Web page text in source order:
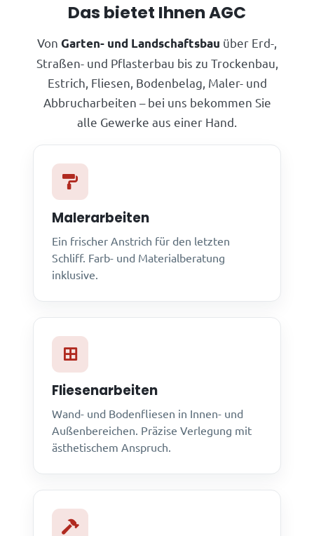
Das bietet Ihnen AGC
Von Garten- und Landschaftsbau über Erd-,
Straßen- und Pflasterbau bis zu Trockenbau,
Estrich, Fliesen, Bodenbelag, Maler- und
Abbrucharbeiten – bei uns bekommen Sie
alle Gewerke aus einer Hand.
Malerarbeiten
Ein frischer Anstrich für den letzten
Schliff. Farb- und Materialberatung
inklusive.
Fliesenarbeiten
Wand- und Bodenfliesen in Innen- und
Außenbereichen. Präzise Verlegung mit
ästhetischem Anspruch.